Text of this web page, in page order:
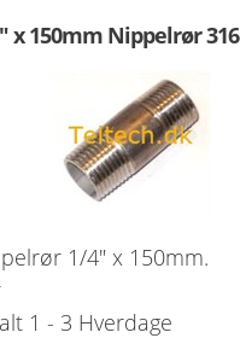
x 150mm Nippelrør 316
1/4" x 150mm.
1 - 3 Hverdage